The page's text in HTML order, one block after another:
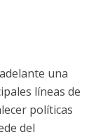
una
líneas de
políticas
del